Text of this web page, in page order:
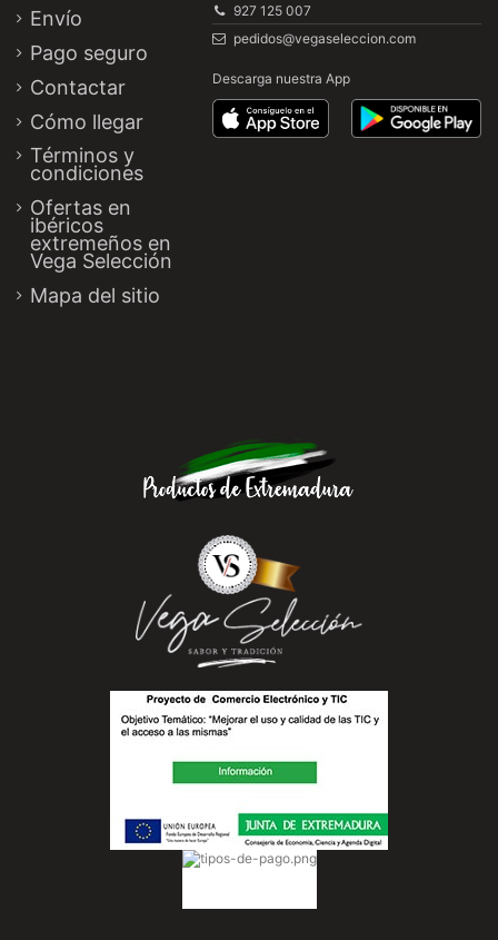
Envío
Pago seguro
Contactar
Cómo llegar
Términos y
condiciones
Ofertas en
ibéricos
extremeños en
Vega Selección
Mapa del sitio
927 125 007
pedidos@vegaseleccion.com
Descarga nuestra App